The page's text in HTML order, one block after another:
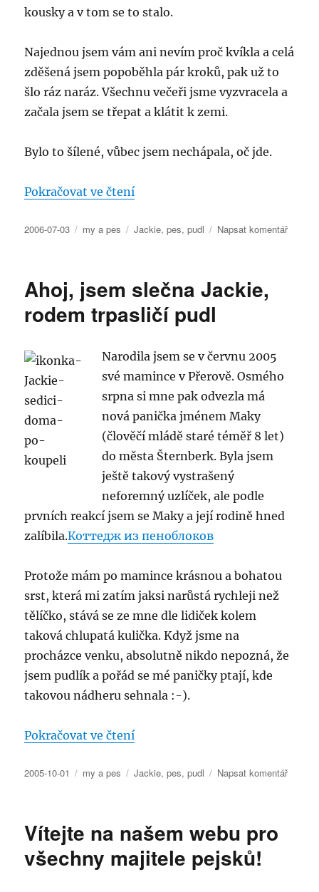
kousky a v tom se to stalo.
Najednou jsem vám ani nevím proč kvíkla a celá
zděšená jsem popoběhla pár kroků, pak už to
šlo ráz naráz. Všechnu večeři jsme vyzvracela a
začala jsem se třepat a klátit k zemi.
Bylo to šílené, vůbec jsem nechápala, oč jde.
Pokračovat ve čtení„Jak jsem byla cyanotická“
Publikováno:
2006-07-03 Rubriky:
my a pes Štítky:
Jackie,pes,pudl Napsat komentářpro
Ahoj, jsem slečna Jackie,
rodem trpasličí pudl
Narodila jsem se v červnu 2005
své mamince v Přerově. Osmého
srpna si mne pak odvezla má
nová panička jménem Maky
(člověčí mládě staré téměř 8 let)
do města Šternberk. Byla jsem
ještě takový vystrašený
neforemný uzlíček, ale podle
prvních reakcí jsem se Maky a její rodině hned
zalíbila.Коттедж из пеноблоков
Protože mám po mamince krásnou a bohatou
srst, která mi zatím jaksi narůstá rychleji než
tělíčko, stává se ze mne dle lidiček kolem
taková chlupatá kulička. Když jsme na
procházce venku, absolutně nikdo nepozná, že
jsem pudlík a pořád se mé paničky ptají, kde
takovou nádheru sehnala :-).
Pokračovat ve čtení„Ahoj, jsem slečna Jackie,
Publikováno:
2005-10-01 Rubriky:
my a pes Štítky:
Jackie,pes,pudl Napsat komentářpro
Vítejte na našem webu pro
všechny majitele pejsků!